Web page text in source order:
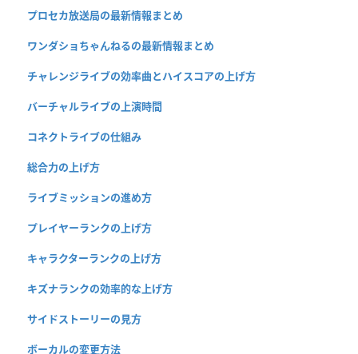
プロセカ放送局の最新情報まとめ
ワンダショちゃんねるの最新情報まとめ
チャレンジライブの効率曲とハイスコアの上げ方
バーチャルライブの上演時間
コネクトライブの仕組み
総合力の上げ方
ライブミッションの進め方
プレイヤーランクの上げ方
キャラクターランクの上げ方
キズナランクの効率的な上げ方
サイドストーリーの見方
ボーカルの変更方法